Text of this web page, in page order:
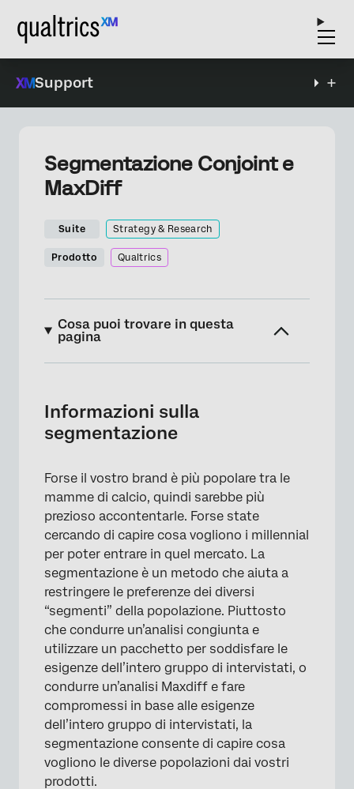
Support
Segmentazione Conjoint e
MaxDiff
Suite Strategy & Research
Prodotto Qualtrics
Cosa puoi trovare in questa
pagina
Preparazione del Sondaggio
Manager dei segmenti
Informazioni sulla
segmentazione
Forse il vostro brand è più popolare tra le
mamme di calcio, quindi sarebbe più
prezioso accontentarle. Forse state
cercando di capire cosa vogliono i millennial
per poter entrare in quel mercato. La
segmentazione è un metodo che aiuta a
restringere le preferenze dei diversi
“segmenti” della popolazione. Piuttosto
che condurre un’analisi congiunta e
utilizzare un pacchetto per soddisfare le
esigenze dell’intero gruppo di intervistati, o
condurre un’analisi Maxdiff e fare
compromessi in base alle esigenze
dell’intero gruppo di intervistati, la
segmentazione consente di capire cosa
vogliono le diverse popolazioni dai vostri
prodotti.